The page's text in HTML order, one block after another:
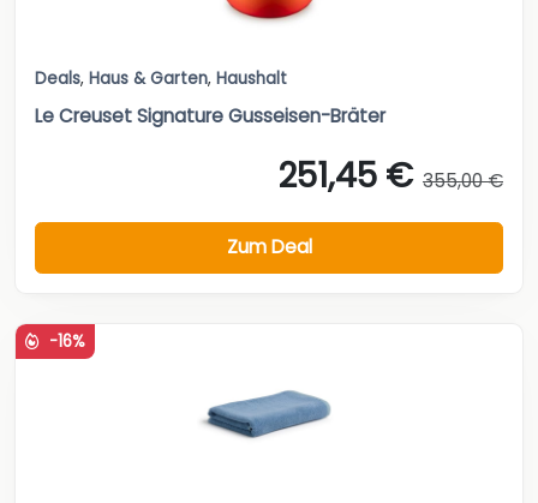
Deals, Haus & Garten, Haushalt
Le Creuset Signature Gusseisen-Bräter
251,45 € 355,00 €
Zum Deal
-16%